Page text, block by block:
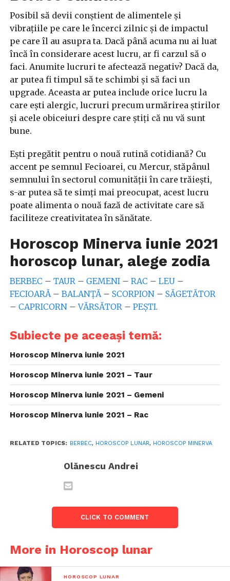
Posibil să devii conștient de alimentele și
vibrațiile pe care le încerci zilnic și de impactul
pe care îl au asupra ta. Dacă până acuma nu ai luat
încă în considerare acest lucru, ar fi carzul să o
faci. Anumite lucruri te afectează negativ? Dacă da,
ar putea fi timpul să te schimbi și să faci un
upgrade. Aceasta ar putea include orice lucru la
care ești alergic, lucruri precum urmărirea știrilor
și acele obiceiuri despre care știți că nu vă sunt
bune.
Ești pregătit pentru o nouă rutină cotidiană? Cu
accent pe semnul Fecioarei, cu Mercur, stăpânul
semnului în sectorul comunității în care trăiești,
s-ar putea să te simți mai preocupat, acest lucru
poate alimenta o nouă fază de activitate care să
faciliteze creativitatea în sănătate.
Horoscop Minerva iunie 2021
horoscop lunar, alege zodia
BERBEC – TAUR – GEMENI– RAC – LEU–
FECIOARĂ – BALANȚĂ – SCORPION– SĂGETĂTOR
– CAPRICORN–VĂRSĂTOR – PEȘTI.
Subiecte pe aceeași temă:
Horoscop Minerva iunie 2021
Horoscop Minerva iunie 2021 – Taur
Horoscop Minerva iunie 2021 – Gemeni
Horoscop Minerva iunie 2021 – Rac
RELATED TOPICS: BERBEC, HOROSCOP LUNAR, HOROSCOP MINERVA
Olănescu Andrei
CLICK TO COMMENT
More in Horoscop lunar
HOROSCOP LUNAR